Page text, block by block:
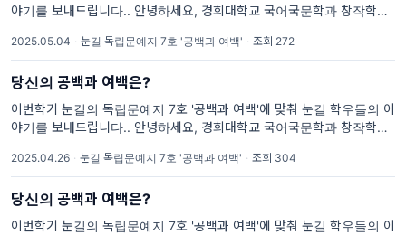
야기를 보내드립니다.. 안녕하세요, 경희대학교 국어국문학과 창작학회
들을 출판으로 아름답게 피워내기를 바라며 매학기 독립문예지를
2025.05.04 · 눈길 독립문예지 7호 '공백과 여백' · 조회 272
당신의 공백과 여백은?
이번학기 눈길의 독립문예지 7호 '공백과 여백'에 맞춰 눈길 학우들의 이
야기를 보내드립니다.. 안녕하세요, 경희대학교 국어국문학과 창작학회
들을 출판으로 아름답게 피워내기를 바라며 매학기 독립문예지를
2025.04.26 · 눈길 독립문예지 7호 '공백과 여백' · 조회 304
당신의 공백과 여백은?
이번학기 눈길의 독립문예지 7호 '공백과 여백'에 맞춰 눈길 학우들의 이